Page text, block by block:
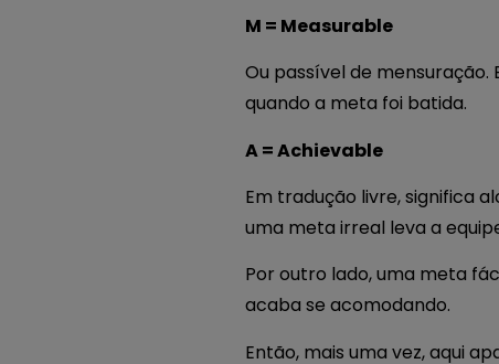
M = Measurable
Ou passível de
quando a meta foi batida.
A = Achievable
Em tradução livre, significa
uma meta irreal leva a
Por outro lado, uma meta
acaba se acomodando.
Então, mais uma vez, aqui